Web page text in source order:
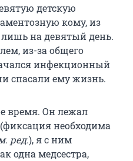
детскую
кому, из
на девятый день.
из-за общего
инфекционный
спасали ему жизнь.
время. Он лежал
необходима
ред.), я с ним
одна медсестра,